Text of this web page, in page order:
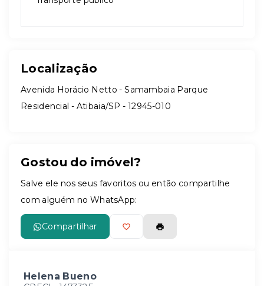
Localização
Avenida Horácio Netto - Samambaia Parque
Residencial - Atibaia/SP - 12945-010
Gostou do imóvel?
Salve ele nos seus favoritos ou então compartilhe
com alguém no WhatsApp:
Compartilhar
Helena Bueno